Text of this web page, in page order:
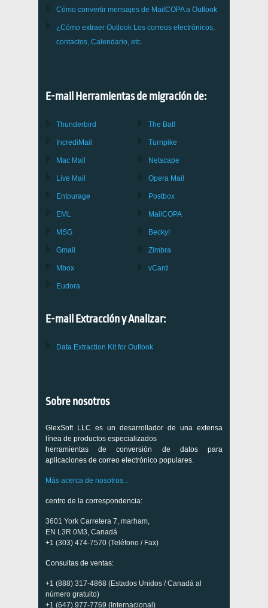
Cómo convertir mensajes de MailCOPAa Outlook
¿Cómo extraer Outlook Los correos electrónicos,
contactos, Calendario, etc.
E-mail Herramientas de migración de:
Thunderbird
IncrediMail
Mac Mail
Live Mail
Entourage
EML
MSG
Gmail
Mbox
Eudora
The Bat!
Turnpike
Netscape
Opera Mail
Postbox
MailCOPA
Becky!
Zimbra
vCard
E-mail Extracción y Analizar:
Data Extraction Kit for Outlook
Sobre nosotros
GlexSoft LLC es un desarrollador de una extensa
línea de productos especializados
herramientas de conversión de datos para
aplicaciones de correo electrónico populares.
Más acerca de nosotros...
centro de la correspondencia:
3601 York Carretera 7, marham,
EN L3R 0M3, Canadá
+1 (303) 474-7570 (Teléfono / Fax)
Consultas de ventas:
+1 (888) 317-4868 (Estados Unidos / Canadá al
número gratuito)
+1 (647) 977-7769 (Internacional)